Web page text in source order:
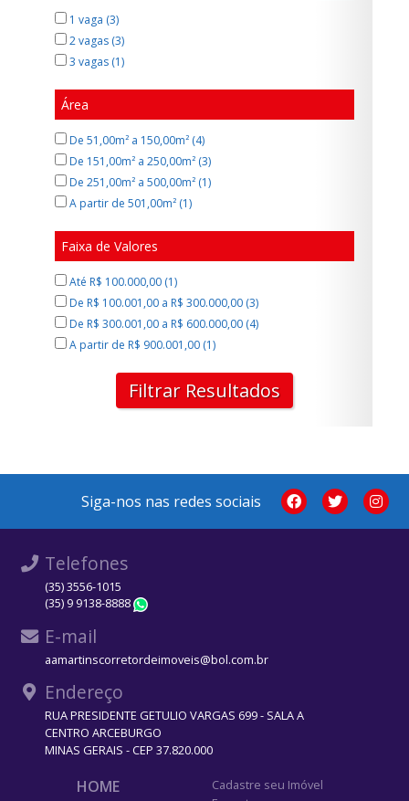
1 vaga (3)
2 vagas (3)
3 vagas (1)
Área
De 51,00m² a 150,00m² (4)
De 151,00m² a 250,00m² (3)
De 251,00m² a 500,00m² (1)
A partir de 501,00m² (1)
Faixa de Valores
Até R$ 100.000,00 (1)
De R$ 100.001,00 a R$ 300.000,00 (3)
De R$ 300.001,00 a R$ 600.000,00 (4)
A partir de R$ 900.001,00 (1)
Filtrar Resultados
Siga-nos nas redes sociais
Telefones
(35) 3556-1015
(35) 9 9138-8888
E-mail
aamartinscorretordeimoveis@bol.com.br
Endereço
RUA PRESIDENTE GETULIO VARGAS 699 - SALA A
CENTRO ARCEBURGO
MINAS GERAIS - CEP 37.820.000
HOME
Cadastre seu Imóvel